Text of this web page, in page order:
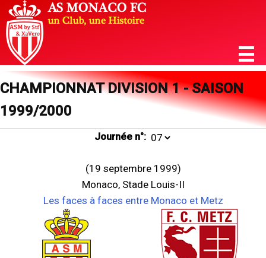
CHAMPIONNAT DIVISION 1 - SAISON
1999/2000
Journée n°:
(19 septembre 1999)
Monaco, Stade Louis-II
Les faces à faces entre Monaco et Metz